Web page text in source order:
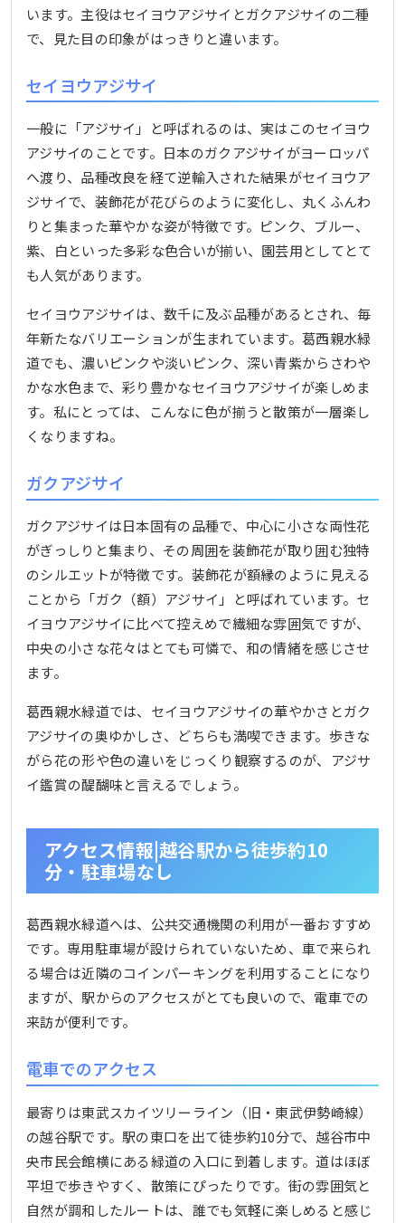
います。主役はセイヨウアジサイとガクアジサイの二種
で、見た目の印象がはっきりと違います。
セイヨウアジサイ
一般に「アジサイ」と呼ばれるのは、実はこのセイヨウ
アジサイのことです。日本のガクアジサイがヨーロッパ
へ渡り、品種改良を経て逆輸入された結果がセイヨウア
ジサイで、装飾花が花びらのように変化し、丸くふんわ
りと集まった華やかな姿が特徴です。ピンク、ブルー、
紫、白といった多彩な色合いが揃い、園芸用としてとて
も人気があります。
セイヨウアジサイは、数千に及ぶ品種があるとされ、毎
年新たなバリエーションが生まれています。葛西親水緑
道でも、濃いピンクや淡いピンク、深い青紫からさわや
かな水色まで、彩り豊かなセイヨウアジサイが楽しめま
す。私にとっては、こんなに色が揃うと散策が一層楽し
くなりますね。
ガクアジサイ
ガクアジサイは日本固有の品種で、中心に小さな両性花
がぎっしりと集まり、その周囲を装飾花が取り囲む独特
のシルエットが特徴です。装飾花が額縁のように見える
ことから「ガク（額）アジサイ」と呼ばれています。セ
イヨウアジサイに比べて控えめで繊細な雰囲気ですが、
中央の小さな花々はとても可憐で、和の情緒を感じさせ
ます。
葛西親水緑道では、セイヨウアジサイの華やかさとガク
アジサイの奥ゆかしさ、どちらも満喫できます。歩きな
がら花の形や色の違いをじっくり観察するのが、アジサ
イ鑑賞の醍醐味と言えるでしょう。
アクセス情報|越谷駅から徒歩約10
分・駐車場なし
葛西親水緑道へは、公共交通機関の利用が一番おすすめ
です。専用駐車場が設けられていないため、車で来られ
る場合は近隣のコインパーキングを利用することになり
ますが、駅からのアクセスがとても良いので、電車での
来訪が便利です。
電車でのアクセス
最寄りは東武スカイツリーライン（旧・東武伊勢崎線）
の越谷駅です。駅の東口を出て徒歩約10分で、越谷市中
央市民会館横にある緑道の入口に到着します。道はほぼ
平坦で歩きやすく、散策にぴったりです。街の雰囲気と
自然が調和したルートは、誰でも気軽に楽しめると感じ